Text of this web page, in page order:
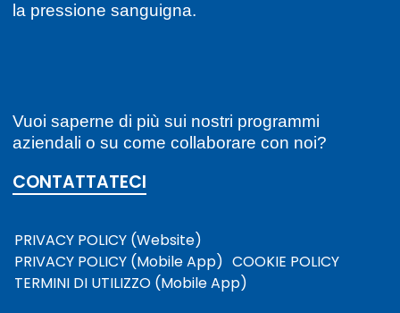
la pressione sanguigna.
Vuoi saperne di più sui nostri programmi
aziendali o su come collaborare con noi?
CONTATTATECI
PRIVACY POLICY (Website)
PRIVACY POLICY (Mobile App) COOKIE POLICY
TERMINI DI UTILIZZO (Mobile App)